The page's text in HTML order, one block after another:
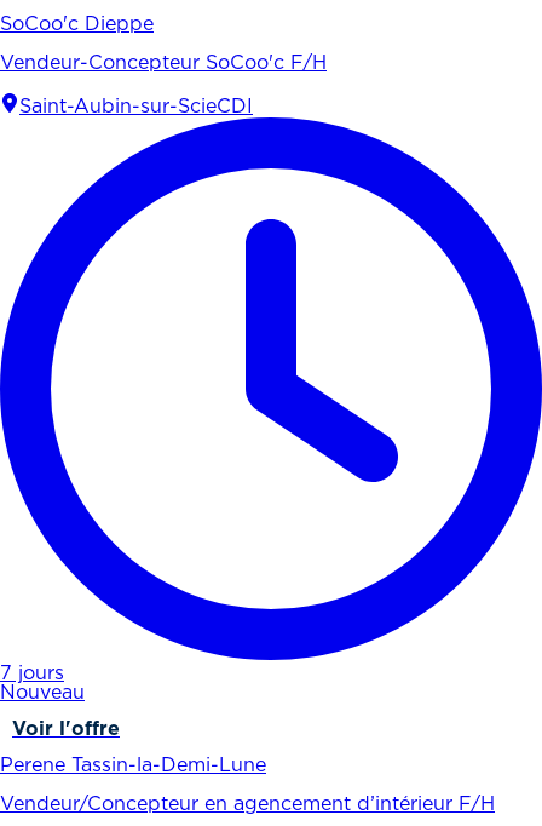
SoCoo'c Dieppe
Vendeur-Concepteur SoCoo'c F/H
Saint-Aubin-sur-ScieCDI
7 jours
Nouveau
Voir l'offre
Perene Tassin-la-Demi-Lune
Vendeur/Concepteur en agencement d’intérieur F/H